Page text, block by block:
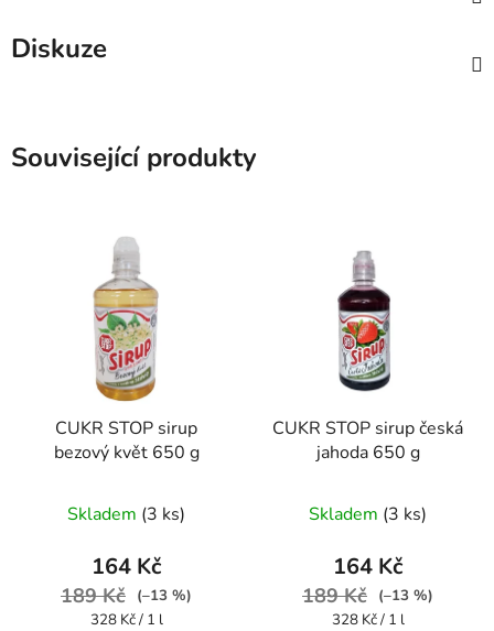
Diskuze
Související produkty
CUKR STOP sirup
bezový květ 650 g
Skladem (3 ks)
164 Kč
189 Kč
(–13 %)
Měrná
328 Kč / 1 l
CUKR STOP sirup česká
jahoda 650 g
Skladem (3 ks)
164 Kč
189 Kč
(–13 %)
Měrná
328 Kč / 1 l